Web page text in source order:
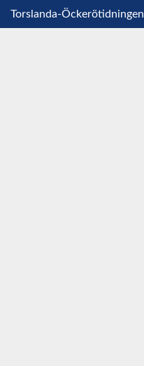
Torslanda-Öckerötidningen